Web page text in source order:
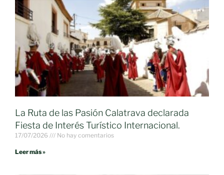
La Ruta de las Pasión Calatrava declarada
Fiesta de Interés Turístico Internacional.
17/07/2026 No hay comentarios
Leer más »